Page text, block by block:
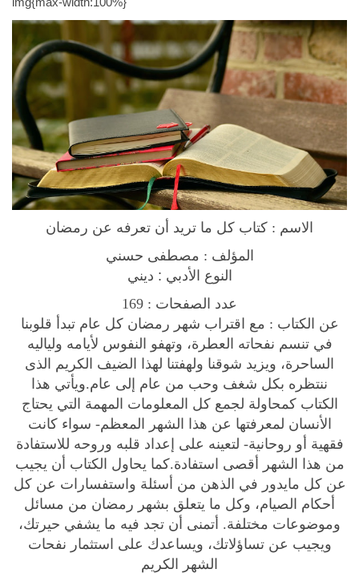
:
$
3
9
9
.
3
3
.
2
8
.
K
o
A
o
u
t
R
a
m
B
o
o
k
ك
ت
ا
ب
‫
ك
ل
م
الاسم : كتاب كل ما تريد أن تعرفه عن رمضان
المؤلف : مصطفى حسني
النوع الأدبي : ديني
عدد الصفحات : 169
عن الكتاب : مع اقتراب شهر رمضان كل عام تبدأ قلوبنا
في تنسم نفحاته العطرة، وتهفو النفوس لأيامه ولياليه
الساحرة، ويزيد شوقنا ولهفتنا لهذا الضيف الكريم الذى
ننتظره بكل شغف وحب من عام إلى عام.ويأتي هذا
الكتاب كمحاولة لجمع كل المعلومات المهمة التي يحتاج
الأنسان لمعرفتها عن هذا الشهر المعظم- سواء كانت
فقهية أو روحانية- لتعينه على إعداد قلبه وروحه للاستفادة
من هذا الشهر أقصى استفادة.كما يحاول الكتاب أن يجيب
عن كل مايدور في الذهن من أسئلة واستفسارات عن كل
أحكام الصيام، وكل ما يتعلق بشهر رمضان من مسائل
وموضوعات مختلفة. أتمنى أن تجد فيه ما يشفي حيرتك،
ويجيب عن تساؤلاتك، ويساعدك على استثمار نفحات
الشهر الكريم